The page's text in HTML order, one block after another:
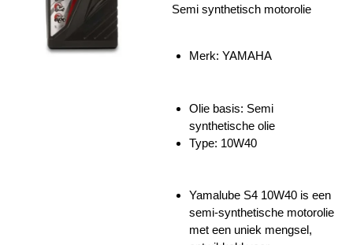
Semi synthetisch motorolie
Merk: YAMAHA
Olie basis: Semi
synthetische olie
Type: 10W40
Yamalube S4 10W40 is een
semi-synthetische motorolie
met een uniek mengsel,